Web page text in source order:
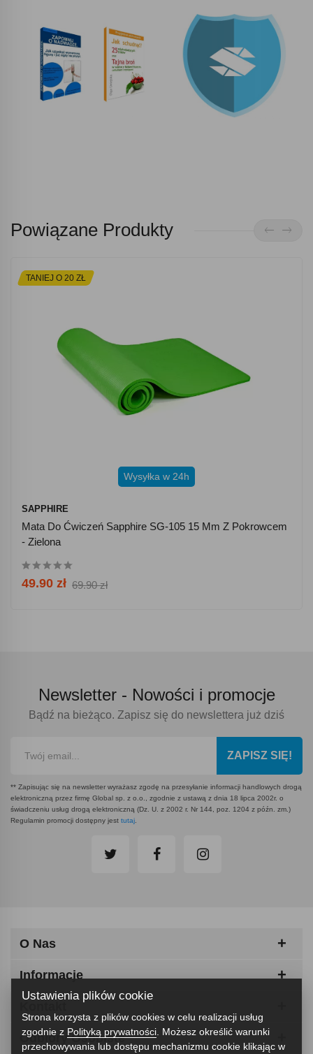
Powiązane Produkty
TANIEJ O 20 ZŁ
Wysyłka w 24h
SAPPHIRE
Mata Do Ćwiczeń Sapphire SG-105 15 Mm Z Pokrowcem
- Zielona
49.90 zł 69.90 zł
Newsletter - Nowości i promocje
Bądź na bieżąco. Zapisz się do newslettera już dziś
ZAPISZ SIĘ!
** Zapisując się na newsletter wyrażasz zgodę na przesyłanie informacji handlowych drogą
elektroniczną przez firmę Global sp. z o.o., zgodnie z ustawą z dnia 18 lipca 2002r. o
świadczeniu usług drogą elektroniczną (Dz. U. z 2002 r. Nr 144, poz. 1204 z późn. zm.)
Regulamin promocji dostępny jest tutaj.
O Nas
Informacje
Odbiory Osobiste
Ustawienia plików cookie
Strona korzysta z plików cookies w celu realizacji usług
zgodnie z Polityką prywatności . Możesz określić warunki
przechowywania lub dostępu mechanizmu cookie klikając w